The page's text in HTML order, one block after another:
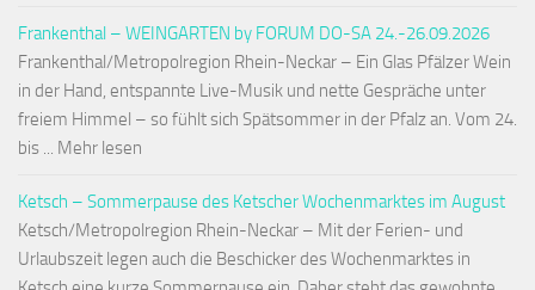
Frankenthal – WEINGARTEN by FORUM DO-SA 24.-26.09.2026
Frankenthal/Metropolregion Rhein-Neckar – Ein Glas Pfälzer Wein
in der Hand, entspannte Live-Musik und nette Gespräche unter
freiem Himmel – so fühlt sich Spätsommer in der Pfalz an. Vom 24.
bis ... Mehr lesen
Ketsch – Sommerpause des Ketscher Wochenmarktes im August
Ketsch/Metropolregion Rhein-Neckar – Mit der Ferien- und
Urlaubszeit legen auch die Beschicker des Wochenmarktes in